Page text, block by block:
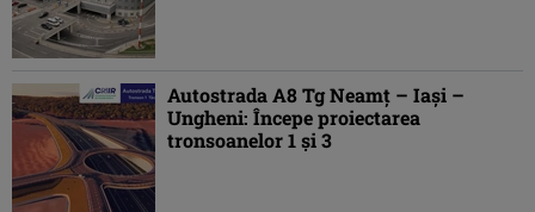
Autostrada A8 Tg Neamț – Iași –
Ungheni: Începe proiectarea
tronsoanelor 1 și 3